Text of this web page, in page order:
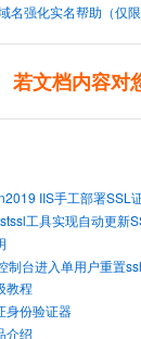
名强化实名帮助（仅限
若文档内容对
IIS手工部署SSL
工具实现自动更新
制台进入单用户重置
教程
身份验证器
介绍